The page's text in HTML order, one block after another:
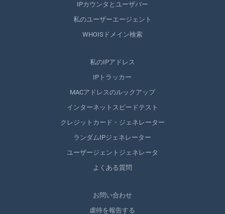
IPカウンタとユーザバー
私のユーザーエージェント
WHOISドメイン検索
私のIPアドレス
IPトラッカー
MACアドレスのルックアップ
インターネットスピードテスト
クレジットカード・ジェネレーター
ランダムIPジェネレーター
ユーザージェントジェネレータ
よくある質問
お問い合わせ
虐待を報告する